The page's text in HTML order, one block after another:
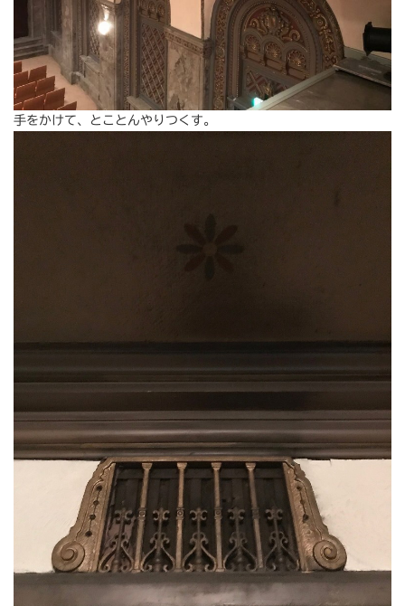
手をかけて、とことんやりつくす。